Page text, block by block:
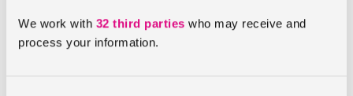
We work with 32 third parties who may receive and
process your information.
Aérobiologique) permet d’avoir une vision d’ensemble sur
toute la France.